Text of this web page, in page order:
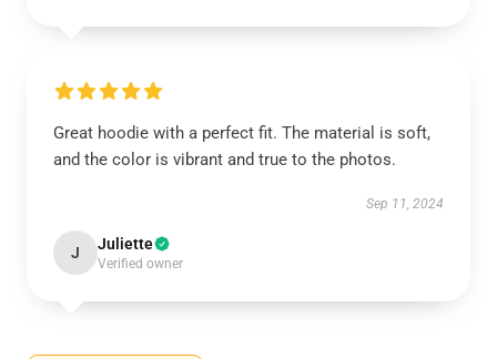
Great hoodie with a perfect fit. The material is soft,
and the color is vibrant and true to the photos.
Sep 11, 2024
J Juliette
Verified owner